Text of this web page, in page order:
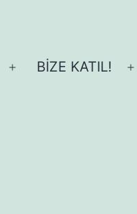
Menüyü
BİZE KATIL!